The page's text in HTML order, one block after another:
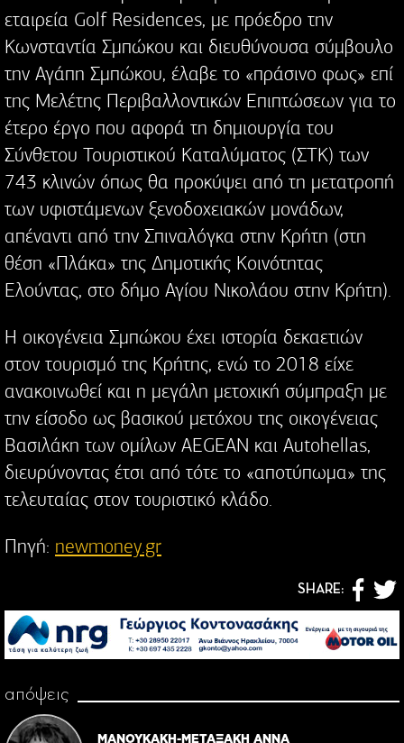
εταιρεία Golf Residences, με πρόεδρο την
Κωνσταντία Σμπώκου και διευθύνουσα σύμβουλο
την Αγάπη Σμπώκου, έλαβε το «πράσινο φως» επί
της Μελέτης Περιβαλλοντικών Επιπτώσεων για το
έτερο έργο που αφορά τη δημιουργία του
Σύνθετου Τουριστικού Καταλύματος (ΣΤΚ) των
743 κλινών όπως θα προκύψει από τη μετατροπή
των υφιστάμενων ξενοδοχειακών μονάδων,
απέναντι από την Σπιναλόγκα στην Κρήτη (στη
θέση «Πλάκα» της Δημοτικής Κοινότητας
Ελούντας, στο δήμο Αγίου Νικολάου στην Κρήτη).
Η οικογένεια Σμπώκου έχει ιστορία δεκαετιών
στον τουρισμό της Κρήτης, ενώ το 2018 είχε
ανακοινωθεί και η μεγάλη μετοχική σύμπραξη με
την είσοδο ως βασικού μετόχου της οικογένειας
Βασιλάκη των ομίλων AEGEAN και Autohellas,
διευρύνοντας έτσι από τότε το «αποτύπωμα» της
τελευταίας στον τουριστικό κλάδο.
Πηγή: newmoney.gr
SHARE:
απόψεις
ΜΑΝΟΥΚΑΚΗ-ΜΕΤΑΞΑΚΗ ΑΝΝΑ